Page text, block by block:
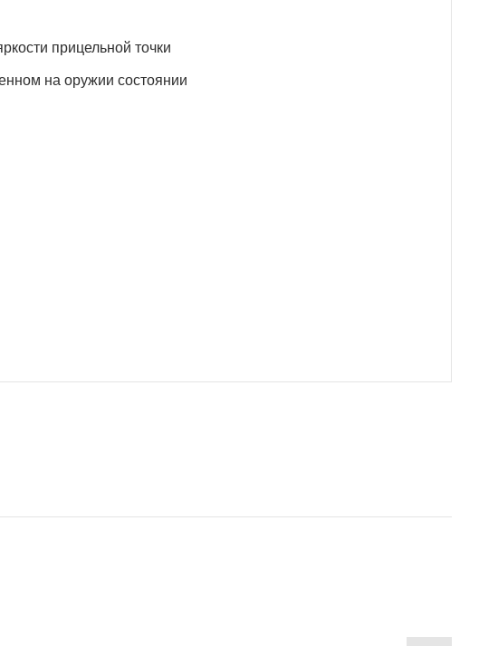
прицельной точки
на оружии состоянии